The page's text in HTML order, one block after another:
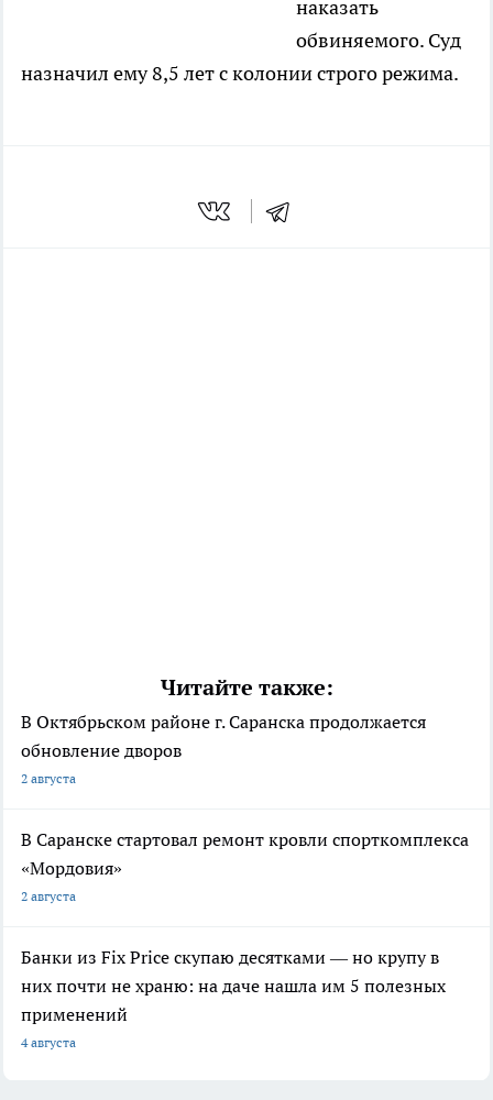
наказать
обвиняемого. Суд
назначил ему 8,5 лет с колонии строго режима.
Читайте также:
В Октябрьском районе г. Саранска продолжается
обновление дворов
2 августа
В Саранске стартовал ремонт кровли спорткомплекса
«Мордовия»
2 августа
Банки из Fix Price скупаю десятками — но крупу в
них почти не храню: на даче нашла им 5 полезных
применений
4 августа